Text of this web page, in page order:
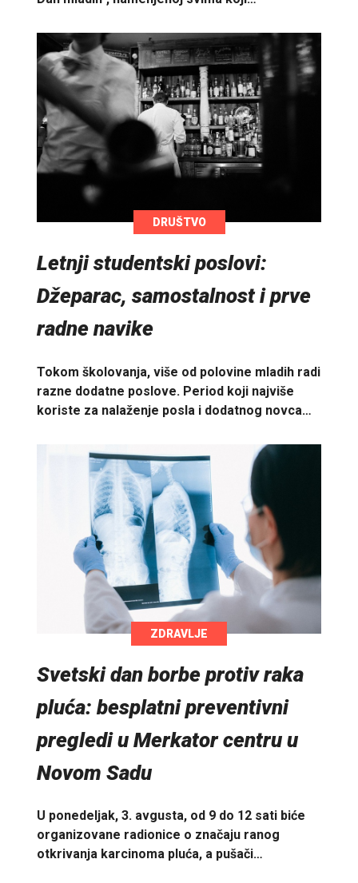
DRUŠTVO
Letnji studentski poslovi:
Džeparac, samostalnost i prve
radne navike
Tokom školovanja, više od polovine mladih radi
razne dodatne poslove. Period koji najviše
koriste za nalaženje posla i dodatnog novca…
ZDRAVLJE
Svetski dan borbe protiv raka
pluća: besplatni preventivni
pregledi u Merkator centru u
Novom Sadu
U ponedeljak, 3. avgusta, od 9 do 12 sati biće
organizovane radionice o značaju ranog
otkrivanja karcinoma pluća, a pušači…